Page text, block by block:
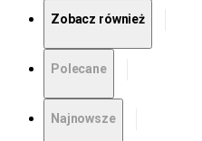
Zobacz również
Polecane
Najnowsze